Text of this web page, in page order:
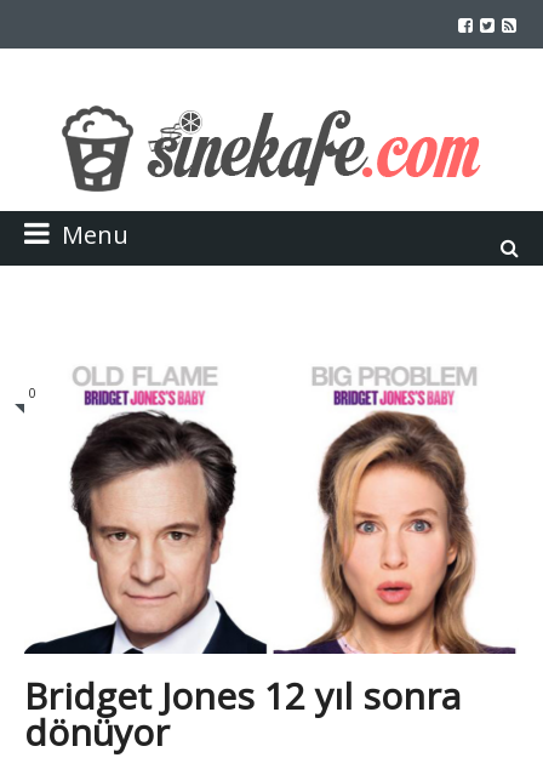
Menu
0
Bridget Jones 12 yıl sonra
dönüyor